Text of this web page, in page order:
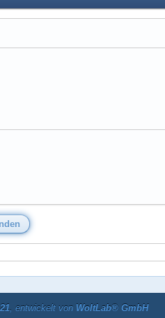
, entwickelt von WoltLab® GmbH